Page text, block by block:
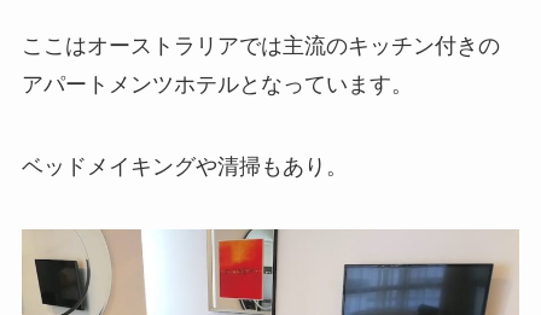
ここはオーストラリアでは主流のキッチン付きの
アパートメンツホテルとなっています。
ベッドメイキングや清掃もあり。